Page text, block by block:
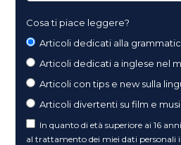
Cosa ti piace leggere?
Articoli dedicati alla
Articoli dedicati a inglese nel
Articoli con tips e new sulla
Articoli divertenti su film e
In quanto di età superiore ai 16
al trattamento dei miei dati personali